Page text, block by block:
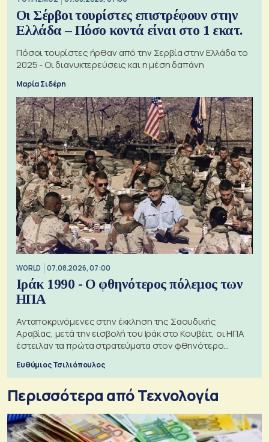
Οι Σέρβοι τουρίστες επιστρέφουν στην
Ελλάδα – Πόσο κοντά είναι στο 1 εκατ.
Πόσοι τουρίστες ήρθαν από την Σερβία στην Ελλάδα το
2025 - Οι διανυκτερεύσεις και η μέση δαπάνη
Μαρία Σιδέρη
WORLD 07.08.2026, 07:00
Ιράκ 1990 - Ο φθηνότερος πόλεμος των
ΗΠΑ
Ανταποκρινόμενες στην έκκληση της Σαουδικής
Αραβίας, μετά την εισβολή του Ιράκ στο Κουβέιτ, οι ΗΠΑ
έστειλαν τα πρώτα στρατεύματα στον φθηνότερο
Ευθύμιος Τσιλιόπουλος
Περισσότερα από Τεχνολογία